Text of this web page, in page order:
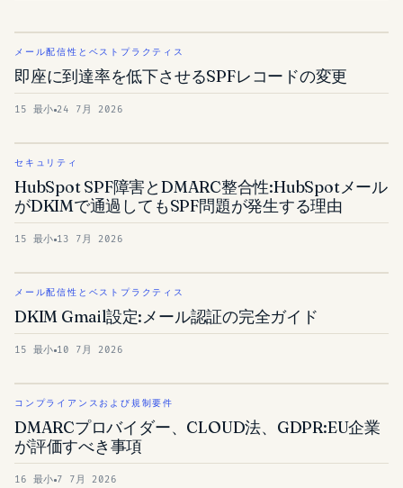
メール配信性とベストプラクティス
即座に到達率を低下させるSPFレコードの変更
15 最小 24 7月 2026
セキュリティ
HubSpot SPF障害とDMARC整合性:HubSpotメール
がDKIMで通過してもSPF問題が発生する理由
15 最小 13 7月 2026
メール配信性とベストプラクティス
DKIM Gmail設定:メール認証の完全ガイド
15 最小 10 7月 2026
コンプライアンスおよび規制要件
DMARCプロバイダー、CLOUD法、GDPR:EU企業
が評価すべき事項
16 最小 7 7月 2026